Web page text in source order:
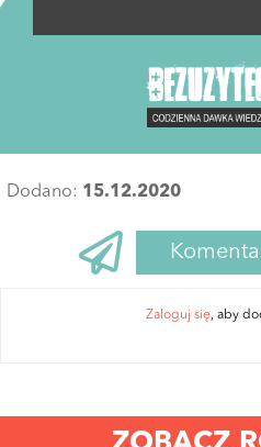
Dodano: 15.12.2020
Zaloguj się, aby